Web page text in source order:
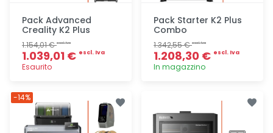
Pack Advanced
Creality K2 Plus
1.154,01 €escl. Iva
1.039,01 € escl. Iva
Esaurito
Pack Starter K2 Plus
Combo
1.342,55 €escl. Iva
1.208,30 € escl. Iva
In magazzino
-14%